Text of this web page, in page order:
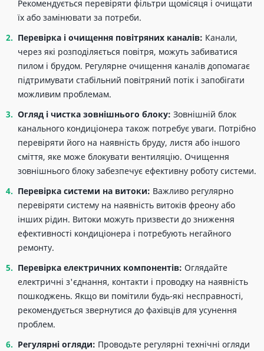
Рекомендується перевіряти фільтри щомісяця і очищати
їх або замінювати за потреби.
Перевірка і очищення повітряних каналів: Канали,
через які розподіляється повітря, можуть забиватися
пилом і брудом. Регулярне очищення каналів допомагає
підтримувати стабільний повітряний потік і запобігати
можливим проблемам.
Огляд і чистка зовнішнього блоку: Зовнішній блок
канального кондиціонера також потребує уваги. Потрібно
перевіряти його на наявність бруду, листя або іншого
сміття, яке може блокувати вентиляцію. Очищення
зовнішнього блоку забезпечує ефективну роботу системи.
Перевірка системи на витоки: Важливо регулярно
перевіряти систему на наявність витоків фреону або
інших рідин. Витоки можуть призвести до зниження
ефективності кондиціонера і потребують негайного
ремонту.
Перевірка електричних компонентів: Оглядайте
електричні з'єднання, контакти і проводку на наявність
пошкоджень. Якщо ви помітили будь-які несправності,
рекомендується звернутися до фахівців для усунення
проблем.
Регулярні огляди: Проводьте регулярні технічні огляди